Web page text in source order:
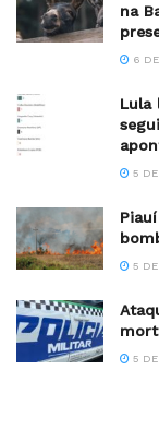
na
6
Lula
5
5
5